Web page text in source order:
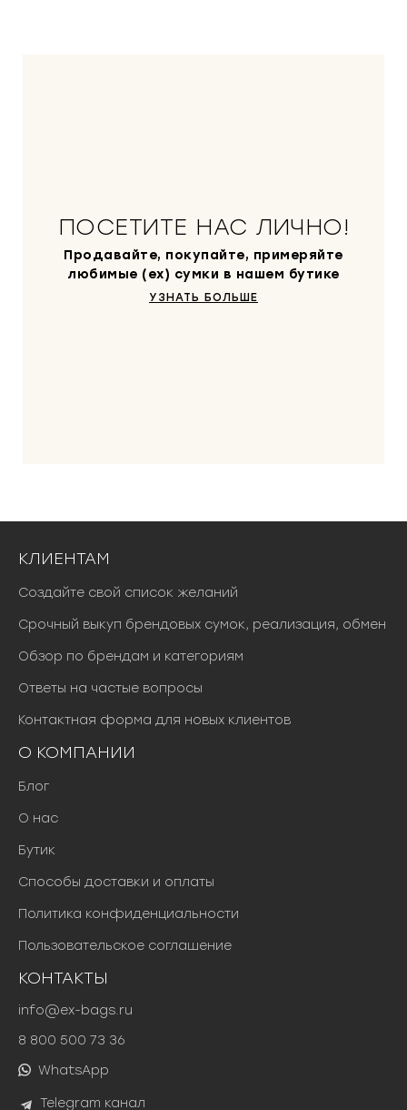
ПОСЕТИТЕ НАС ЛИЧНО!
Продавайте, покупайте, примеряйте
любимые (ex) сумки в нашем бутике
УЗНАТЬ БОЛЬШЕ
КЛИЕНТАМ
Создайте свой список желаний
Срочный выкуп брендовых сумок, реализация, обмен
Обзор по брендам и категориям
Ответы на частые вопросы
Контактная форма для новых клиентов
О КОМПАНИИ
Блог
О нас
Бутик
Способы доставки и оплаты
Политика конфиденциальности
Пользовательское соглашение
КОНТАКТЫ
info@ex-bags.ru
8 800 500 73 36
WhatsApp
Telegram канал